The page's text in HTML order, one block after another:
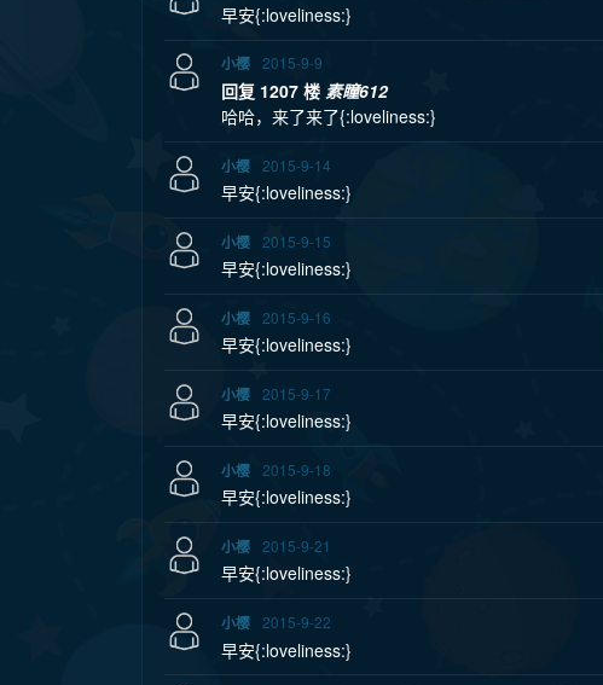
早安{:loveliness:}
小樱 2015-9-9
回复 1207 楼 素瞳612
哈哈，来了来了{:loveliness:}
小樱 2015-9-14
早安{:loveliness:}
小樱 2015-9-15
早安{:loveliness:}
小樱 2015-9-16
早安{:loveliness:}
小樱 2015-9-17
早安{:loveliness:}
小樱 2015-9-18
早安{:loveliness:}
小樱 2015-9-21
早安{:loveliness:}
小樱 2015-9-22
早安{:loveliness:}